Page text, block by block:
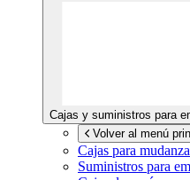
Cajas y suministros para
Volver al menú
Cajas para mudanza
Suministros para